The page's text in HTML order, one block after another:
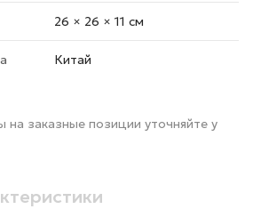
26 × 26 × 11 cм
Китай
на заказные позиции уточняйте у